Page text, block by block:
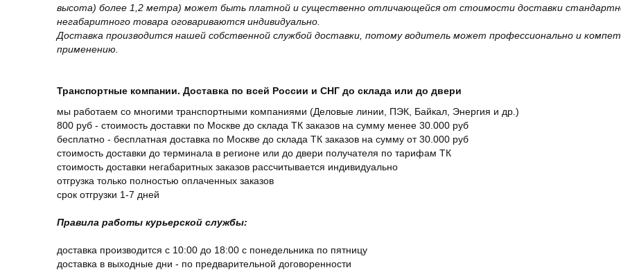
высота) более 1,2 метра) может быть платной и существенно отличающейся от стоимости доставки
негабаритного товара оговариваются индивидуально.
Доставка производится нашей собственной службой доставки, потому водитель может профессионально и
применению.
Транспортные компании. Доставка по всей России и СНГ до склада или до двери
мы работаем со многими транспортными компаниями (Деловые линии, ПЭК, Байкал, Энергия и др.)
800 руб - стоимость доставки по Москве до склада ТК заказов на сумму менее 30.000 руб
бесплатно - бесплатная доставка по Москве до склада ТК заказов на сумму от 30.000 руб
стоимость доставки до терминала в регионе или до двери получателя по тарифам ТК
стоимость доставки негабаритных заказов рассчитывается индивидуально
отгрузка только полностью оплаченных заказов
срок отгрузки 1-7 дней
Правила работы курьерской службы:
доставка производится с 10:00 до 18:00 с понедельника по пятницу
доставка в выходные дни - по предварительной договоренности